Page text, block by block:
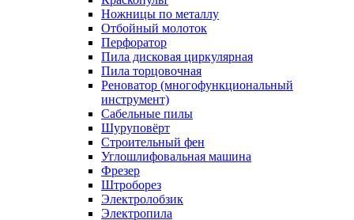
Ножницы по металлу
Отбойный молоток
Перфоратор
Пила дисковая циркулярная
Пила торцовочная
Реноватор (многофункциональный
инструмент)
Сабельные пилы
Шуруповёрт
Строительный фен
Углошлифовальная машина
Фрезер
Штроборез
Электролобзик
Электропила